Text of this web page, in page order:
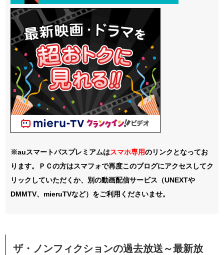
※auスマートパスプレミアムはスマホ専用のリンクとなってお
ります。ＰＣの方はスマフォで再度このブログにアクセスしてク
リックしていただくか、別の動画配信サービス（UNEXTや
DMMTV、mieruTVなど）をご利用くださいませ。
ザ・ノンフィクションの過去放送～最新放